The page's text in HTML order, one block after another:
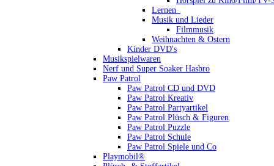
Lernen_
Musik und Lieder
Filmmusik
Weihnachten & Ostern
Kinder DVD's
Musikspielwaren
Nerf und Super Soaker Hasbro
Paw Patrol
Paw Patrol CD und DVD
Paw Patrol Kreativ
Paw Patrol Partyartikel
Paw Patrol Plüsch & Figuren
Paw Patrol Puzzle
Paw Patrol Schule
Paw Patrol Spiele und Co
Playmobil®